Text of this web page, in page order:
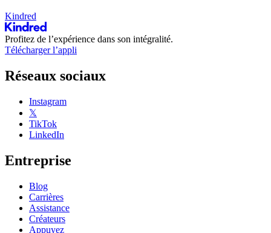
Kindred
Profitez de l’expérience dans son intégralité.
Télécharger l’appli
Réseaux sociaux
Instagram
𝕏
TikTok
LinkedIn
Entreprise
Blog
Carrières
Assistance
Créateurs
Appuyez